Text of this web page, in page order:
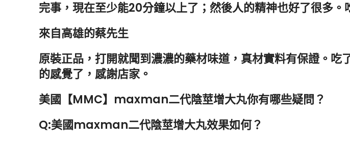
完事，現在至少能20分鐘以上了；然後人的精神也好了很多。
來自高雄的蔡先生
原裝正品，打開就聞到濃濃的藥材味道，真材實料有保證。
的感覺了，感謝店家。
美國【MMC】maxman二代陰莖增大丸你有哪些疑問？
Q:美國maxman二代陰莖增大丸效果如何？